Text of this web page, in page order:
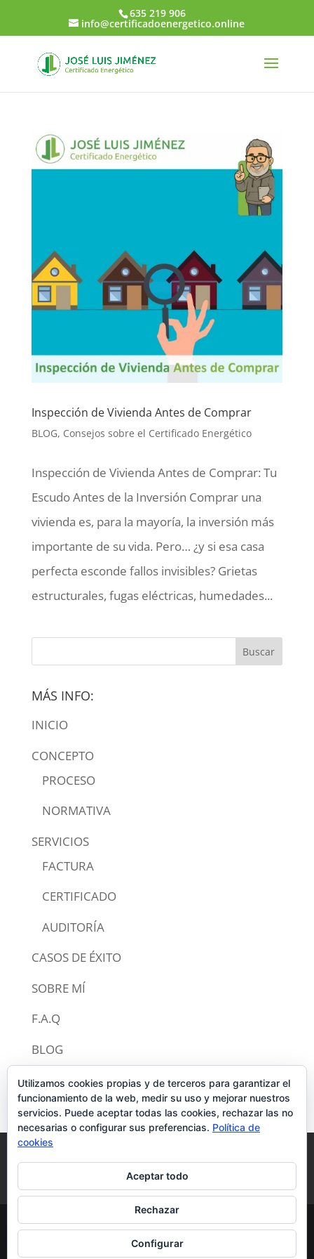
635 219 906
info@certificadoenergetico.online
Inspección de Vivienda Antes de Comprar
BLOG, Consejos sobre el Certificado Energético
Inspección de Vivienda Antes de Comprar: Tu
Escudo Antes de la Inversión Comprar una
vivienda es, para la mayoría, la inversión más
importante de su vida. Pero… ¿y si esa casa
perfecta esconde fallos invisibles? Grietas
estructurales, fugas eléctricas, humedades...
MÁS INFO:
INICIO
CONCEPTO
PROCESO
NORMATIVA
SERVICIOS
FACTURA
CERTIFICADO
AUDITORÍA
CASOS DE ÉXITO
SOBRE MÍ
F.A.Q
BLOG
CONTACTO
Política de cookies
© CERTIFICADO ENERGÉTICO 2020 | TODOS
LOS DERECHOS RESERVADOS
Utilizamos cookies propias y de terceros para garantizar el
funcionamiento de la web, medir su uso y mejorar nuestros
servicios. Puede aceptar todas las cookies, rechazar las no
necesarias o configurar sus preferencias. Política de
cookies
Aceptar todo
Rechazar
Configurar